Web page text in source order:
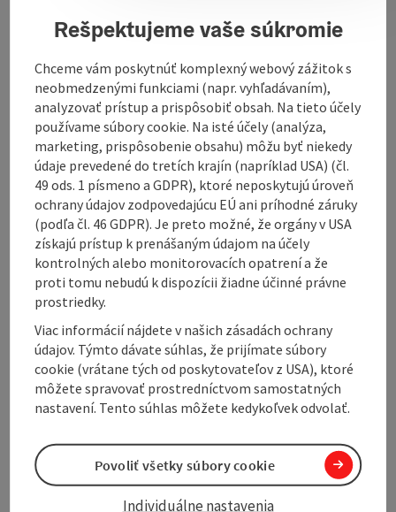
Contact
Opening hours
Equipment
Prices
Arrival
Suitability
Accessibility
Rešpektujeme vaše súkromie
Chceme vám poskytnúť komplexný webový zážitok s
neobmedzenými funkciami (napr. vyhľadávaním),
analyzovať prístup a prispôsobiť obsah. Na tieto účely
používame súbory cookie. Na isté účely (analýza,
marketing, prispôsobenie obsahu) môžu byť niekedy
údaje prevedené do tretích krajín (napríklad USA) (čl.
49 ods. 1 písmeno a GDPR), ktoré neposkytujú úroveň
ochrany údajov zodpovedajúcu EÚ ani príhodné záruky
(podľa čl. 46 GDPR). Je preto možné, že orgány v USA
získajú prístup k prenášaným údajom na účely
kontrolných alebo monitorovacích opatrení a že
proti tomu nebudú k dispozícii žiadne účinné právne
prostriedky.
Viac informácií nájdete v našich zásadách ochrany
údajov. Týmto dávate súhlas, že prijímate súbory
cookie (vrátane tých od poskytovateľov z USA), ktoré
môžete spravovať prostredníctvom samostatných
nastavení. Tento súhlas môžete kedykoľvek odvolať.
Individuálne nastavenia
Povoliť všetky súbory cookie